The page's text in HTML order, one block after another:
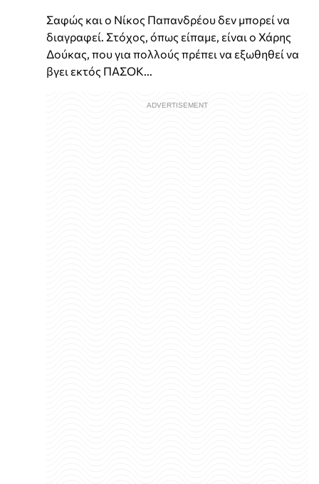
Σαφώς και ο Νίκος Παπανδρέου δεν μπορεί να
διαγραφεί. Στόχος, όπως είπαμε, είναι ο Χάρης
Δούκας, που για πολλούς πρέπει να εξωθηθεί να
βγει εκτός ΠΑΣΟΚ...